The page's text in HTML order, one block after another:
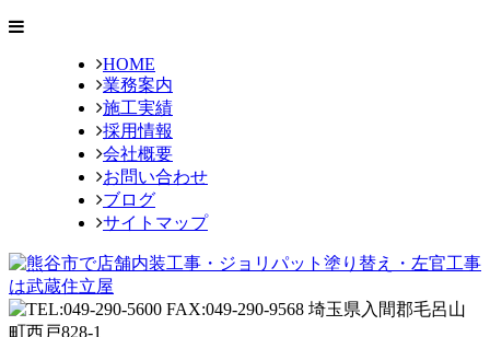
HOME
業務案内
施工実績
採用情報
会社概要
お問い合わせ
ブログ
サイトマップ